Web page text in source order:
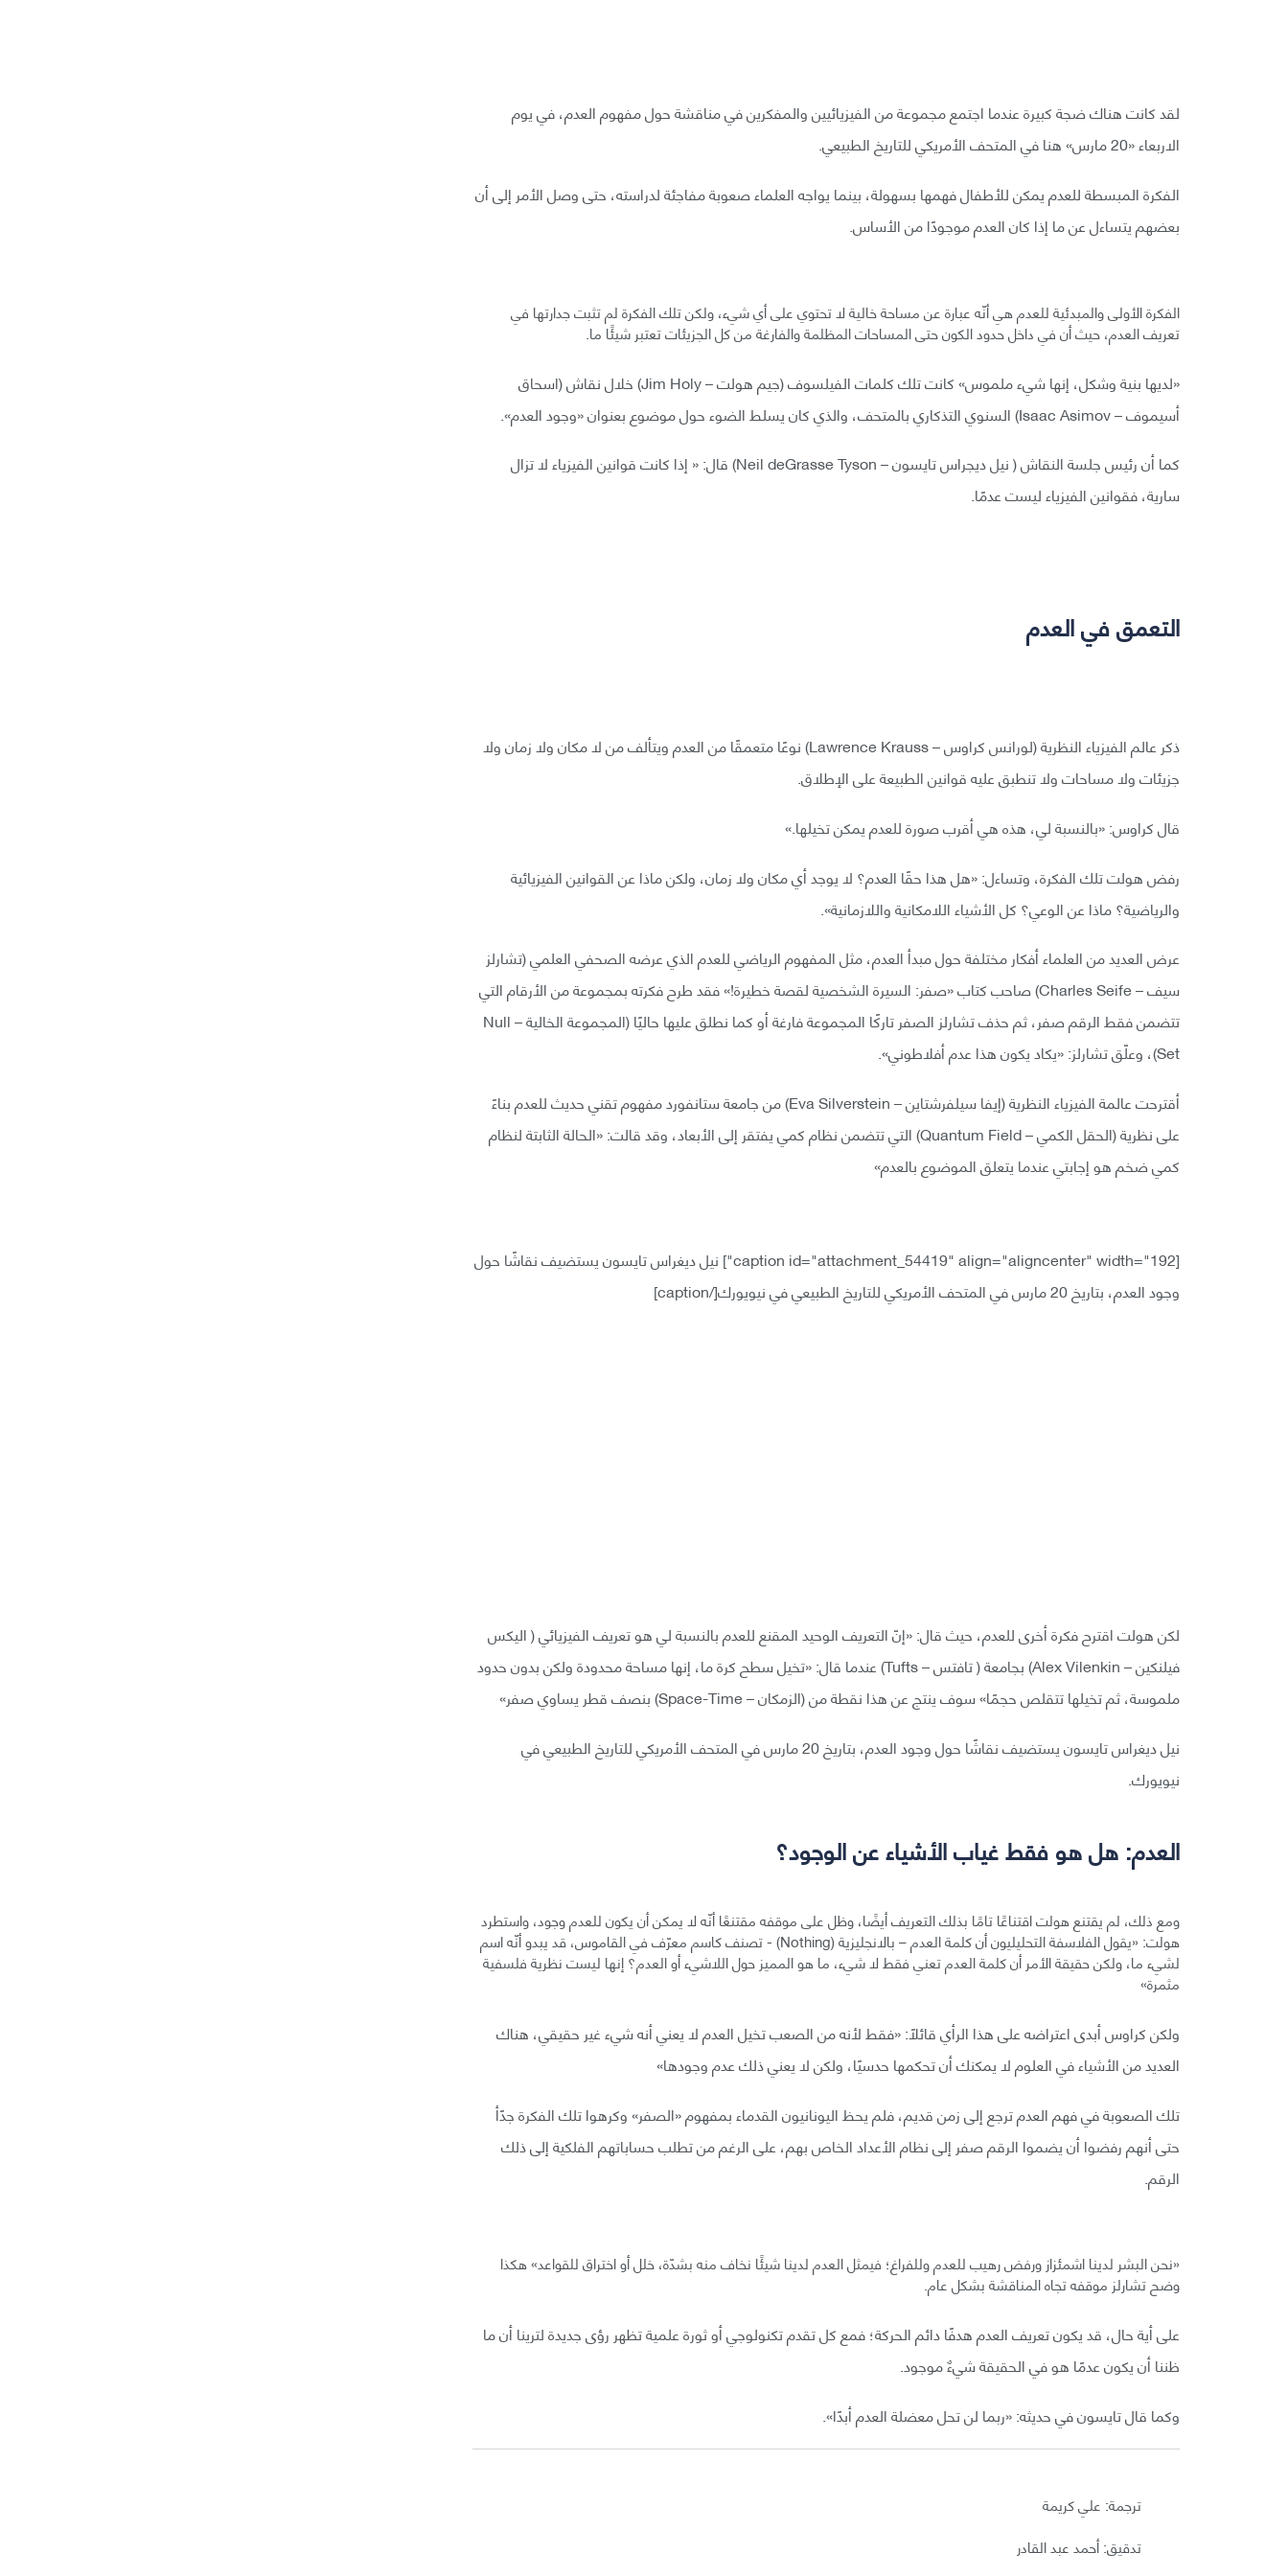
لقد كانت هناك ضجة كبيرة عندما اجتمع مجموعة من الفيزيائيين والمفكرين في مناقشة حول مفهوم العدم، في يوم
الاربعاء «20 مارس» هنا في المتحف الأمريكي للتاريخ الطبيعي.
الفكرة المبسطة للعدم يمكن للأطفال فهمها بسهولة، بينما يواجه العلماء صعوبة مفاجئة لدراسته، حتى وصل الأمر إلى أن
بعضهم يتساءل عن ما إذا كان العدم موجودًا من الأساس.
الفكرة الأولى والمبدئية للعدم هي أنّه عبارة عن مساحة خالية لا تحتوي على أي شيء، ولكن تلك الفكرة لم تثبت جدارتها في
تعريف العدم، حيث أن في داخل حدود الكون حتى المساحات المظلمة والفارغة من كل الجزيئات تعتبر شيئًا ما.
«لديها بنية وشكل، إنها شيء ملموس» كانت تلك كلمات الفيلسوف (جيم هولت – Jim Holy) خلال نقاش (اسحاق
أسيموف – Isaac Asimov) السنوي التذكاري بالمتحف، والذي كان يسلط الضوء حول موضوع بعنوان «وجود العدم».
كما أن رئيس جلسة النقاش ( نيل ديجراس تايسون – Neil deGrasse Tyson) قال: « إذا كانت قوانين الفيزياء لا تزال
سارية، فقوانين الفيزياء ليست عدمًا.
التعمق في العدم
ذكر عالم الفيزياء النظرية (لورانس كراوس – Lawrence Krauss) نوعًا متعمقًا من العدم ويتألف من لا مكان ولا زمان ولا
جزيئات ولا مساحات ولا تنطبق عليه قوانين الطبيعة على الإطلاق.
قال كراوس: «بالنسبة لي، هذه هي أقرب صورة للعدم يمكن تخيلها.»
رفض هولت تلك الفكرة، وتساءل: «هل هذا حقًا العدم؟ لا يوجد أي مكان ولا زمان، ولكن ماذا عن القوانين الفيزيائية
والرياضية؟ ماذا عن الوعي؟ كل الأشياء اللامكانية واللازمانية».
عرض العديد من العلماء أفكار مختلفة حول مبدأ العدم، مثل المفهوم الرياضي للعدم الذي عرضه الصحفي العلمي (تشارلز
سيف – Charles Seife) صاحب كتاب «صفر: السيرة الشخصية لقصة خطيرة!» فقد طرح فكرته بمجموعة من الأرقام التي
تتضمن فقط الرقم صفر، ثم حذف تشارلز الصفر تاركًا المجموعة فارغة أو كما نطلق عليها حاليًا (المجموعة الخالية – Null
Set)، وعلّق تشارلز: «يكاد يكون هذا عدم أفلاطوني».
أقترحت عالمة الفيزياء النظرية (إيفا سيلفرشتاين – Eva Silverstein) من جامعة ستانفورد مفهوم تقني حديث للعدم بناءً
على نظرية (الحقل الكمي – Quantum Field) التي تتضمن نظام كمي يفتقر إلى الأبعاد، وقد قالت: «الحالة الثابتة لنظام
كمي ضخم هو إجابتي عندما يتعلق الموضوع بالعدم»
[caption id="attachment_54419" align="aligncenter" width="192"]
نيل ديغراس تايسون يستضيف نقاشًا حول
وجود العدم، بتاريخ 20 مارس في المتحف الأمريكي للتاريخ الطبيعي في نيويورك[/caption]
لكن هولت اقترح فكرة أخرى للعدم، حيث قال: «إنّ التعريف الوحيد المقنع للعدم بالنسبة لي هو تعريف الفيزيائي ( اليكس
فيلنكين – Alex Vilenkin) بجامعة ( تافتس – Tufts) عندما قال: «تخيل سطح كرة ما، إنها مساحة محدودة ولكن بدون حدود
ملموسة، ثم تخيلها تتقلص حجمًا» سوف ينتج عن هذا نقطة من (الزمكان – Space-Time) بنصف قطر يساوي صفر»
نيل ديغراس تايسون يستضيف نقاشًا حول وجود العدم، بتاريخ 20 مارس في المتحف الأمريكي للتاريخ الطبيعي في
نيويورك.
العدم: هل هو فقط غياب الأشياء عن الوجود؟
ومع ذلك، لم يقتنع هولت اقتناعًا تامًا بذلك التعريف أيضًا، وظل على موقفه مقتنعًا أنّه لا يمكن أن يكون للعدم وجود، واستطرد
هولت: «يقول الفلاسفة التحليليون أن كلمة العدم – بالانجليزية (Nothing) - تصنف كاسم معرّف في القاموس، قد يبدو أنّه اسم
لشيء ما، ولكن حقيقة الأمر أن كلمة العدم تعني فقط لا شيء، ما هو المميز حول اللاشيء أو العدم؟ إنها ليست نظرية فلسفية
مثمرة»
ولكن كراوس أبدى اعتراضه على هذا الرأي قائلًا: «فقط لأنه من الصعب تخيل العدم لا يعني أنه شيء غير حقيقي، هناك
العديد من الأشياء في العلوم لا يمكنك أن تحكمها حدسيًا، ولكن لا يعني ذلك عدم وجودها»
تلك الصعوبة في فهم العدم ترجع إلى زمن قديم، فلم يحظ اليونانيون القدماء بمفهوم «الصفر» وكرهوا تلك الفكرة جدًأ
حتى أنهم رفضوا أن يضموا الرقم صفر إلى نظام الأعداد الخاص بهم، على الرغم من تطلب حساباتهم الفلكية إلى ذلك
الرقم.
«نحن البشر لدينا اشمئزاز ورفض رهيب للعدم وللفراغ؛ فيمثل العدم لدينا شيئًا نخاف منه بشدّة، خلل أو اختراق للقواعد» هكذا
وضح تشارلز موقفه تجاه المناقشة بشكل عام.
على أية حال، قد يكون تعريف العدم هدفًا دائم الحركة؛ فمع كل تقدم تكنولوجي أو ثورة علمية تظهر رؤى جديدة لترينا أن ما
ظننا أن يكون عدمًا هو في الحقيقة شيءٌ موجود.
وكما قال تايسون في حديثه: «ربما لن تحل معضلة العدم أبدًا».
ترجمة: علي كريمة
تدقيق: أحمد عبد القادر